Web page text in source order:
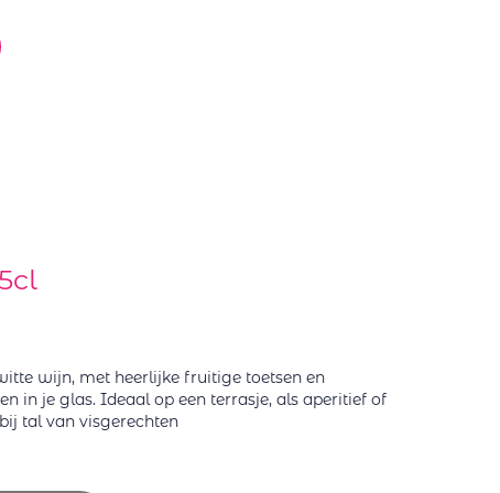
wijn, met heerlijke fruitige toetsen en
in je glas. Ideaal op een terrasje, als aperitief of
tal van visgerechten